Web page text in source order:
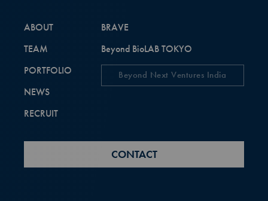
ABOUT
TEAM
PORTFOLIO
NEWS
RECRUIT
BRAVE
Beyond BioLAB TOKYO
Beyond Next Ventures India
CONTACT